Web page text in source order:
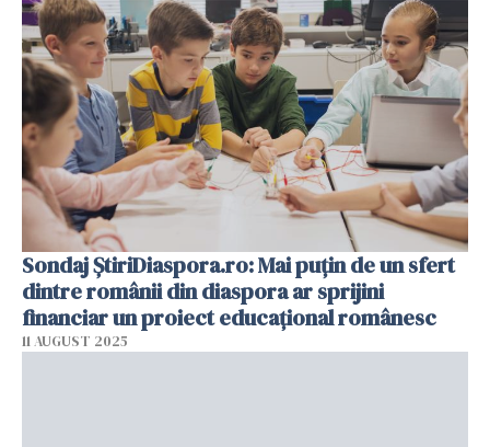
Sondaj ȘtiriDiaspora.ro: Mai puțin de un sfert
dintre românii din diaspora ar sprijini
financiar un proiect educațional românesc
11 AUGUST 2025